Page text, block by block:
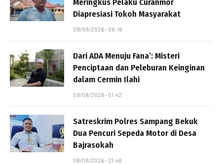
Diapresiasi Tokoh Masyarakat
09/08/2026 - 08:18
Dari ADA Menuju Fana’: Misteri
Penciptaan dan Peleburan Keinginan
dalam Cermin Ilahi
09/08/2026 - 01:42
Satreskrim Polres Sampang Bekuk
Dua Pencuri Sepeda Motor di Desa
Bajrasokah
08/08/2026 - 21:48